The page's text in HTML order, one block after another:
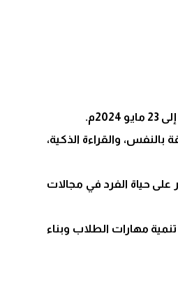
والقراءة الذكية،
على حياة الفرد في مجالات
مهارات الطلاب وبناء